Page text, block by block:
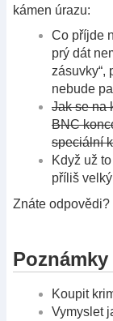
kámen úrazu:
Co příjde
prý dát
zásuvky“,
nebude
Jak se na
BNC
speciální
Když už
příliš
Znáte odpovědi?
Poznámky
Koupit
Vymyslet